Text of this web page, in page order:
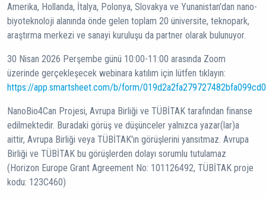
Amerika, Hollanda, İtalya, Polonya, Slovakya ve Yunanistan'dan nano-
biyoteknoloji alanında önde gelen toplam 20 üniversite, teknopark,
araştırma merkezi ve sanayi kuruluşu da partner olarak bulunuyor.
30 Nisan 2026 Perşembe günü 10:00-11:00 arasında Zoom
üzerinde gerçekleşecek webinara katılım için lütfen tıklayın:
https://app.smartsheet.com/b/form/
NanoBio4Can Projesi, Avrupa Birliği ve TÜBİTAK tarafından finanse
edilmektedir. Buradaki görüş ve düşünceler yalnızca yazar(lar)a
aittir, Avrupa Birliği veya TÜBİTAK'ın görüşlerini yansıtmaz. Avrupa
Birliği ve TÜBİTAK bu görüşlerden dolayı sorumlu tutulamaz
(Horizon Europe Grant Agreement No: 101126492, TÜBİTAK proje
kodu: 123C460)